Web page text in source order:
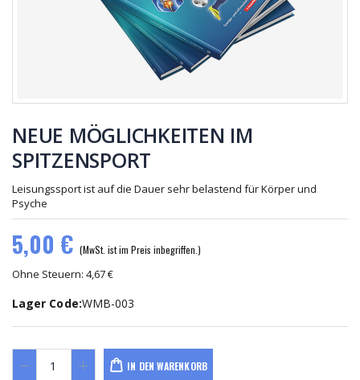
NEUE MÖGLICHKEITEN IM
SPITZENSPORT
Leisungssport ist auf die Dauer sehr belastend für Körper und
Psyche
5,00 € (MwSt. ist im Preis inbegriffen.)
Ohne Steuern: 4,67 €
Lager Code:WMB-003
IN DEN WARENKORB
Netzteil für
den Tesla
Oszillator
41,65 €
Tesla Relax
LED-
Set (4